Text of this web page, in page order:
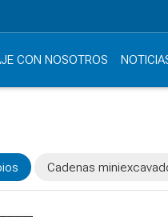
CON NOSOTROS
Cadenas